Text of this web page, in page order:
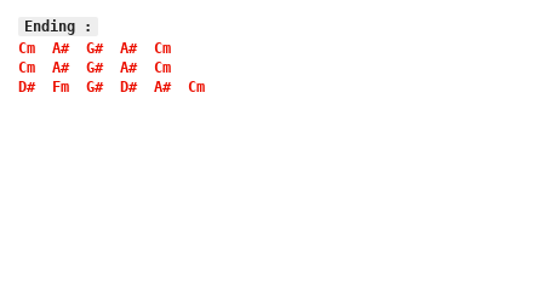
Ending :
Cm
A# G# A#
Cm
Cm
A# G# A#
Cm
D#
Fm G# D# A# Cm